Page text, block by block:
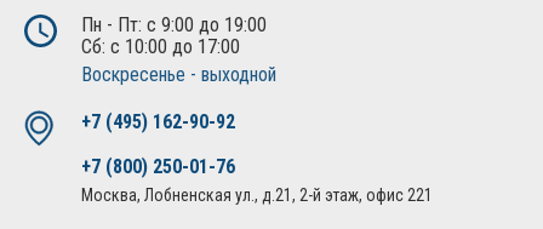
Пн - Пт: с 9:00 до 19:00
Сб: с 10:00 до 17:00
Воскресенье - выходной
+7 (495) 162-90-92
+7 (800) 250-01-76
Москва, Лобненская ул., д.21, 2-й этаж, офис 221